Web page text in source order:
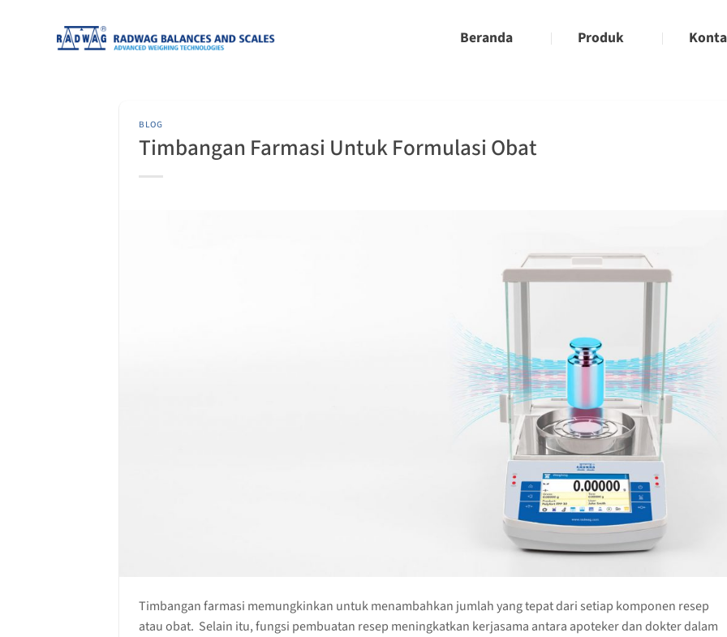
Beranda Produk
BLOG
Timbangan Farmasi Untuk Formulasi Obat
Timbangan farmasi memungkinkan untuk menambahkan jumlah yang tepat dari setiap komponen resep
atau obat. Selain itu, fungsi pembuatan resep meningkatkan kerjasama antara apoteker dan dokter dalam